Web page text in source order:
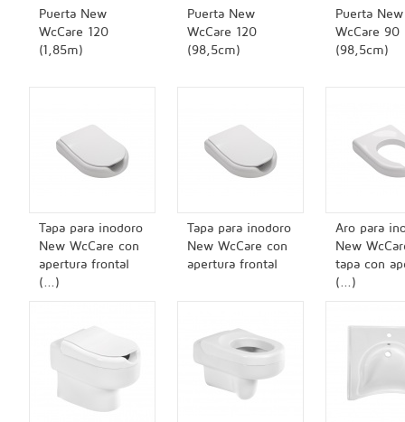
Puerta New
WcCare 120
(1,85m)
Puerta New
WcCare 120
(98,5cm)
Puerta New
WcCare 90
(98,5cm)
Tapa para inodoro
New WcCare con
apertura frontal
(...)
Tapa para inodoro
New WcCare con
apertura frontal
Aro para
New
tapa con
(...)